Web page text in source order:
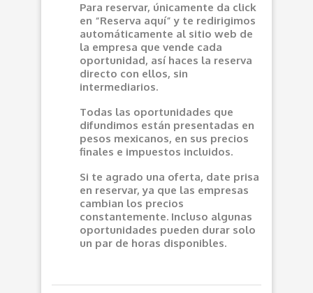
Para reservar, únicamente da click
en “Reserva aquí” y te redirigimos
automáticamente al sitio web de
la empresa que vende cada
oportunidad, así haces la reserva
directo con ellos, sin
intermediarios.
Todas las oportunidades que
difundimos están presentadas en
pesos mexicanos, en sus precios
finales e impuestos incluidos.
Si te agrado una oferta, date prisa
en reservar, ya que las empresas
cambian los precios
constantemente. Incluso algunas
oportunidades pueden durar solo
un par de horas disponibles.